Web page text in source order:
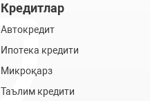
Кредитлар
Автокредит
Ипотека кредити
Микроқарз
Таълим кредити